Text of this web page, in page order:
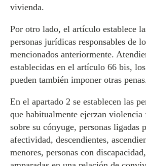
vivienda.
Por otro lado, el artículo establece
personas jurídicas responsables de
mencionados anteriormente.
establecidas en el artículo 66 bis,
pueden también imponer otras
En el apartado 2 se establecen las
que habitualmente ejerzan
sobre su cónyuge, personas ligadas
afectividad, descendientes,
menores, personas con